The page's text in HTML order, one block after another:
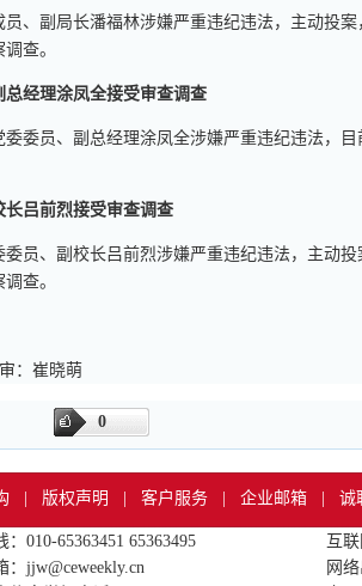
、副局长潘福林涉嫌严重违纪违法，主动投案
查。
经理涂凤全接受审查调查
委员、副总经理涂凤全涉嫌严重违纪违法，目
吕前烈接受审查调查
员、副校长吕前烈涉嫌严重违纪违法，主动
查。
：崔晓萌
0
版权声明 客户服务 企业邮箱 诚
：010-65363451 65363495
：jjw@ceweekly.cn
互
网